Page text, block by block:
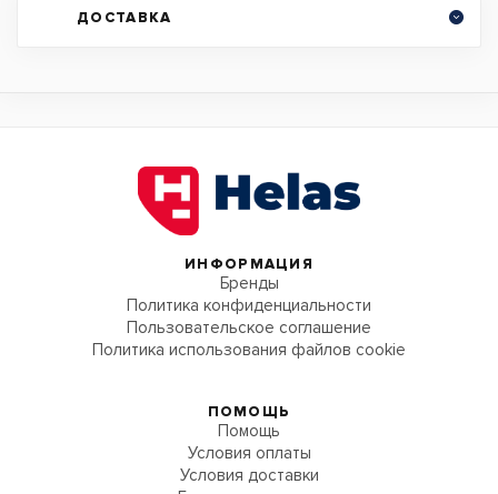
ДОСТАВКА
ИНФОРМАЦИЯ
Бренды
Политика конфиденциальности
Пользовательское соглашение
Политика использования файлов cookie
ПОМОЩЬ
Помощь
Условия оплаты
Условия доставки